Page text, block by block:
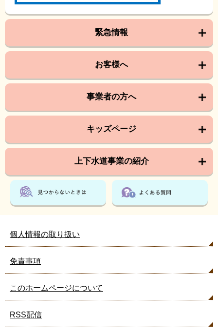
緊急情報
お客様へ
事業者の方へ
キッズページ
上下水道事業の紹介
個人情報の取り扱い
免責事項
このホームページについて
RSS配信